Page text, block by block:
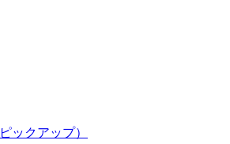
ックアップ）